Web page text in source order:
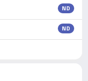
ND
ND